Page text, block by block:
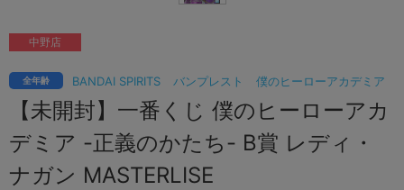
BANDAI SPIRITS バンプレスト 僕のヒーローアカデミア
全年齢
【未開封】一番くじ 僕のヒーローアカ
デミア -正義のかたち- B賞 レディ・
ナガン MASTERLISE
中野店